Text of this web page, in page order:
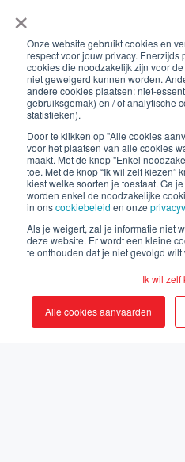
×
Onze website gebruikt cookies en
respect voor jouw privacy. Enerzijds
cookies die noodzakelijk zijn voor
niet geweigerd kunnen worden.
andere cookies plaatsen: niet-
gebruiksgemak) en / of analytische
statistieken).
Door te klikken op "Alle cookies
voor het plaatsen van alle cookies
maakt. Met de knop "Enkel
toe. Met de knop “Ik wil zelf kiezen”
kiest welke soorten je toestaat. Ga
worden enkel de noodzakelijke
in onscookiebeleid en onze
Als je weigert, zal je informatie niet
deze website. Er wordt een kleine
te onthouden dat je niet gevolgd wilt
Ik wil zelf
Alle cookies aanvaarden
Mundo Rico
In 'Mundo Rico Blogt'
(reis)verhalen. Laat je
slag te gaan in de keuken!